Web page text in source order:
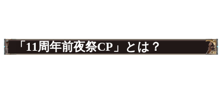
「11周年前夜祭CP」とは？